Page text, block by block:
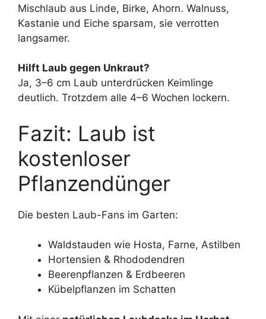
Mischlaub aus Linde, Birke, Ahorn. Walnuss,
Kastanie und Eiche sparsam, sie verrotten
langsamer.
Hilft Laub gegen Unkraut?
Ja, 3–6 cm Laub unterdrücken Keimlinge
deutlich. Trotzdem alle 4–6 Wochen lockern.
Fazit: Laub ist
kostenloser
Pflanzendünger
Die besten Laub-Fans im Garten:
Waldstauden wie Hosta, Farne, Astilben
Hortensien & Rhododendren
Beerenpflanzen & Erdbeeren
Kübelpflanzen im Schatten